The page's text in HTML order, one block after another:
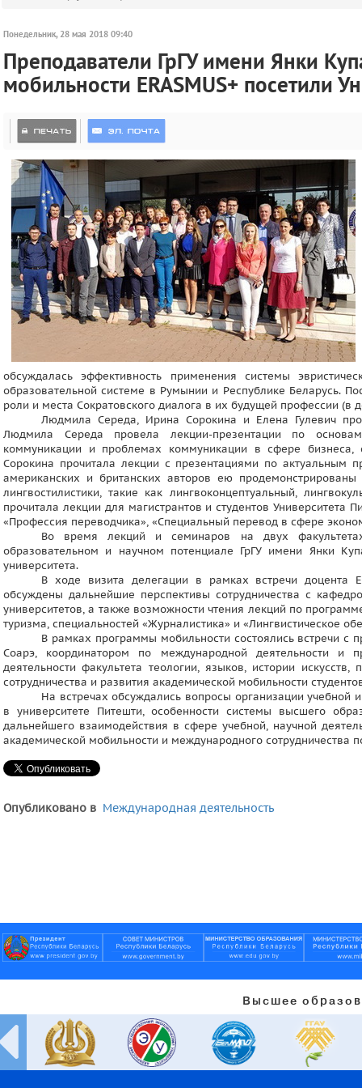
Понедельник, 28 мая 2018 09:40
Преподаватели ГрГУ имени Янки
мобильности ERASMUS+ посетили
обсуждалась эффективность применения системы
образовательной системе в Румынии и Республике Беларусь.
роли и места Сократовского диалога в их будущей профессии
Людмила Середа, Ирина Сорокина и Елена Гулевич
Людмила Середа провела лекции-презентации по основам
коммуникации и проблемах коммуникации в сфере бизнеса,
Сорокина прочитала лекции с презентациями по актуальным
американских и британских авторов ею
лингвостилистики, такие как лингвоконцептуальный,
прочитала лекции для магистрантов и студентов
«Профессия переводчика», «Специальный перевод в сфере
Во время лекций и семинаров на двух
образовательном и научном потенциале ГрГУ имени Янки
университета.
В ходе визита делегации в рамках встречи доцента
обсуждены дальнейшие перспективы сотрудничества с
университетов, а также возможности чтения лекций по
туризма, специальностей «Журналистика» и «Лингвистическое
В рамках программы мобильности состоялись встречи с
Соарэ, координатором по международной деятельности и
деятельности факультета теологии, языков, истории
сотрудничества и развития академической мобильности
На встречах обсуждались вопросы организации учебной
в университете Питешти, особенности системы высшего
дальнейшего взаимодействия в сфере учебной, научной
академической мобильности и международного сотрудничества
Опубликовано в Международная деятельность
Высшее